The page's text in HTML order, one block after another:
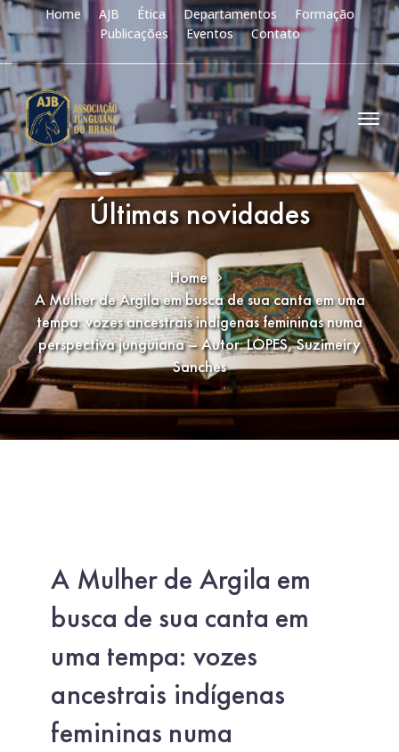
Home AJB Ética Departamentos
Formação
Publicações
Eventos Contato
Últimas novidades
Home
A Mulher de Argila em busca de sua canta em uma
tempa: vozes ancestrais indígenas femininas numa
perspectiva junguiana – Autor: LOPES, Suzimeiry
Sanches
A Mulher de Argila em
busca de sua canta em
uma tempa: vozes
ancestrais indígenas
femininas numa